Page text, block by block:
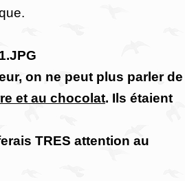
on ne peut plus parler de
et au chocolat. Ils étaient
TRES attention au